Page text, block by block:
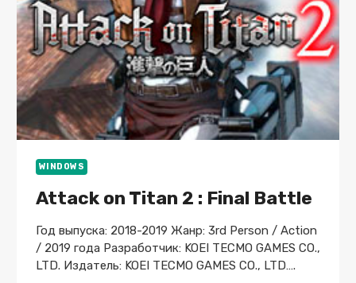
ТОРРЕНТ
БЕСПЛАТНО
ЛИЦЕНЗИЯ
WINDOWS
Attack on Titan 2 : Final Battle
Год выпуска: 2018-2019 Жанр: 3rd Person / Action
/ 2019 года Разработчик: KOEI TECMO GAMES CO.,
LTD. Издатель: KOEI TECMO GAMES CO., LTD….